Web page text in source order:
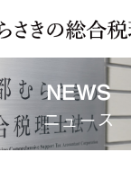
NEWS
ニュース